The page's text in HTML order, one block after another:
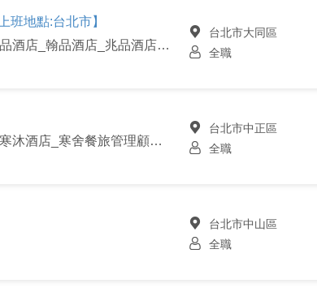
班地點:台北市】
雲朗觀光股份有限公司_君品酒店_雲品酒店_翰品酒店_兆品酒店_品文旅
台北市大同區
全職
台北喜來登飯店_寒舍艾美酒店_礁溪寒沐酒店_寒舍餐旅管理顧問股份有限公司
台北市中正區
全職
台北市中山區
全職